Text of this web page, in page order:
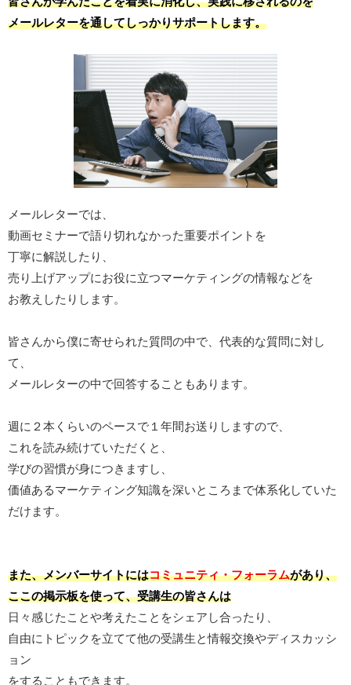
メールレターを通してしっかりサポートします。
メールレターでは、
動画セミナーで語り切れなかった重要ポイントを
丁寧に解説したり、
売り上げアップにお役に立つマーケティングの情報などを
お教えしたりします。
皆さんから僕に寄せられた質問の中で、代表的な質問に対し
て、
メールレターの中で回答することもあります。
週に２本くらいのペースで１年間お送りしますので、
これを読み続けていただくと、
学びの習慣が身につきますし、
価値あるマーケティング知識を深いところまで体系化していた
だけます。
また、メンバーサイトにはコミュニティ・フォーラムがあり、
ここの掲示板を使って、受講生の皆さんは
日々感じたことや考えたことをシェアし合ったり、
自由にトピックを立てて他の受講生と情報交換やディスカッシ
ョン
をすることもできます。